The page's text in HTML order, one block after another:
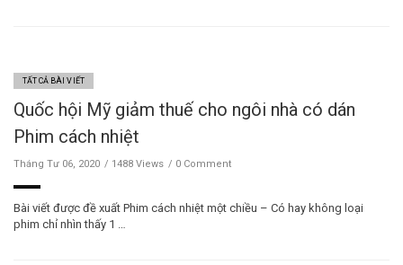
TẤT CẢ BÀI VIẾT
Quốc hội Mỹ giảm thuế cho ngôi nhà có dán
Phim cách nhiệt
Tháng Tư 06, 2020 1488 Views 0 Comment
Bài viết được đề xuất Phim cách nhiệt một chiều – Có hay không loại
phim chỉ nhìn thấy 1 …